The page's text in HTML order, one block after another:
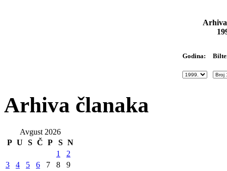
Godina:
Arhiva članaka
Avgust 2026
P U S Č P S N
1
2
3
4 5 6 7 8
9